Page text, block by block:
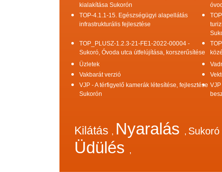
kialakítása Sukorón
TOP-4.1.1-15. Egészségügyi alapellátás
infrastrukturális fejlesztése
TOP_PLUSZ-1.2.3-21-FE1-2022-00004 -
Sukoró, Óvoda utca útfelújítása, korszerűsítése
Üzletek
Vakbarát verzió
VJP - A térfigyelő kamerák létesítése, fejlesztése
Sukorón
Kilátás , Nyaralás , Sukoró
Üdülés ,